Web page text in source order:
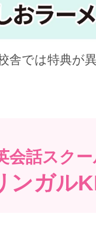
舎では特典が
会話スク
ンガル